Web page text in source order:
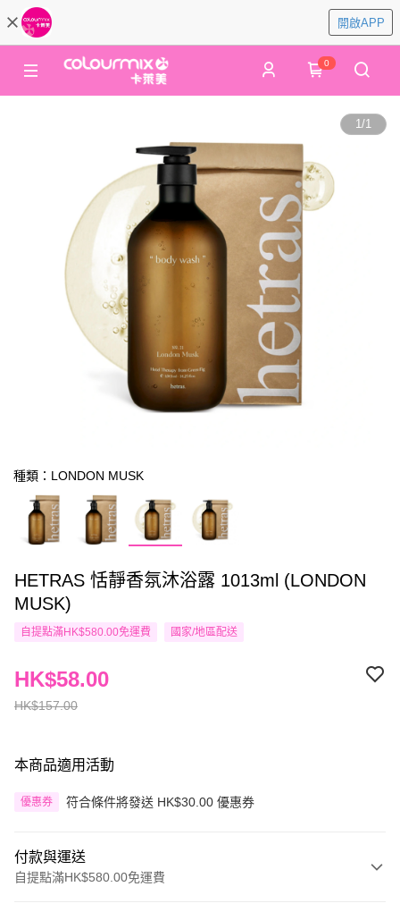
開啟APP
0
1/1
種類：LONDON MUSK
HETRAS 恬靜香氛沐浴露 1013ml (LONDON
MUSK)
自提點滿HK$580.00免運費 國家/地區配送
HK$157.00
HK$58.00
本商品適用活動
優惠券 符合條件將發送 HK$30.00 優惠券
付款與運送
自提點滿HK$580.00免運費